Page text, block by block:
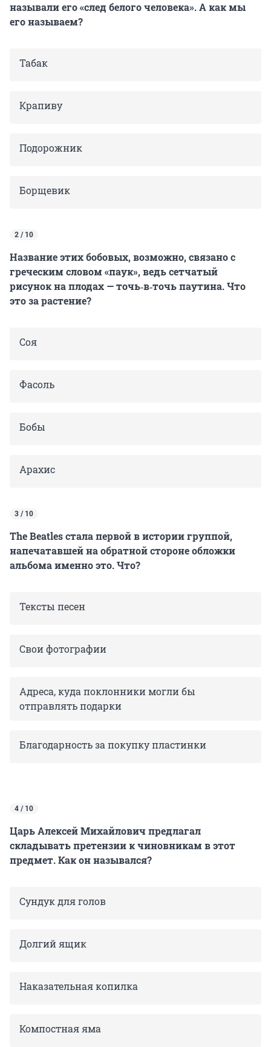
называли его «след белого человека». А как мы
его называем?
Табак
Крапиву
Подорожник
Борщевик
2 / 10
Название этих бобовых, возможно, связано с
греческим словом «паук», ведь сетчатый
рисунок на плодах — точь‑в‑точь паутина. Что
это за растение?
Соя
Фасоль
Бобы
Арахис
3 / 10
The Beatles стала первой в истории группой,
напечатавшей на обратной стороне обложки
альбома именно это. Что?
Тексты песен
Свои фотографии
Адреса, куда поклонники могли бы
отправлять подарки
Благодарность за покупку пластинки
4 / 10
Царь Алексей Михайлович предлагал
складывать претензии к чиновникам в этот
предмет. Как он назывался?
Сундук для голов
Долгий ящик
Наказательная копилка
Компостная яма